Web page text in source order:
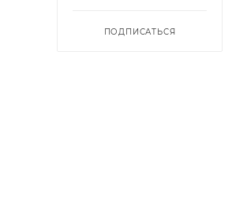
ПОДПИСАТЬСЯ